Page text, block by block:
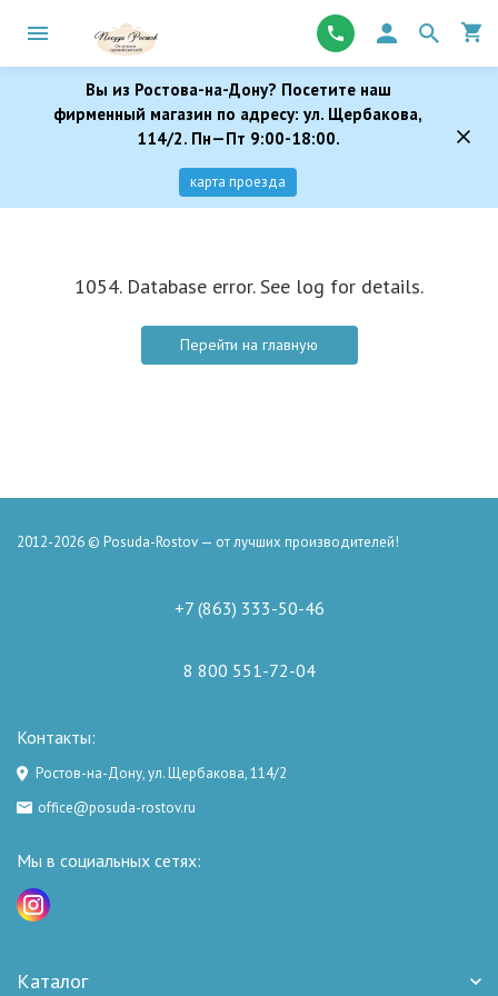
Вы из Ростова-на-Дону? Посетите наш
фирменный магазин по адресу: ул. Щербакова,
114/2. Пн—Пт 9:00-18:00.
карта проезда
1054. Database error. See log for details.
Перейти на главную
2012-2026 © Posuda-Rostov — от лучших производителей!
+7 (863) 333-50-46
8 800 551-72-04
Контакты:
Ростов-на-Дону, ул. Щербакова, 114/2
office@posuda-rostov.ru
Мы в социальных сетях:
Каталог